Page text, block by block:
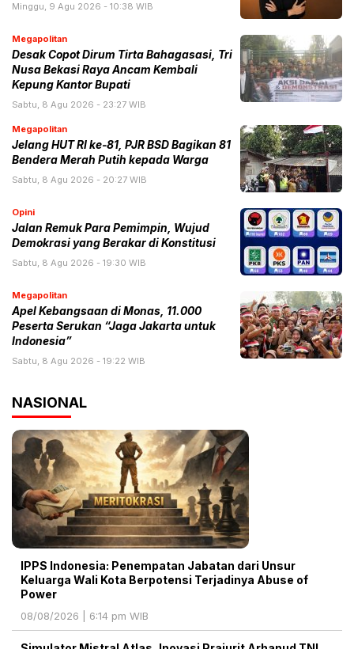
Minggu, 9 Agu 2026 - 10:38 WIB
Megapolitan
Desak Copot Dirum Tirta Bahagasasi, Tri
Nusa Bekasi Raya Ancam Kembali
Kepung Kantor Bupati
Sabtu, 8 Agu 2026 - 23:27 WIB
Megapolitan
Jelang HUT RI ke-81, PJR BSD Bagikan 81
Bendera Merah Putih kepada Warga
Sabtu, 8 Agu 2026 - 20:27 WIB
Opini
Jalan Remuk Para Pemimpin, Wujud
Demokrasi yang Berakar di Konstitusi
Sabtu, 8 Agu 2026 - 19:30 WIB
Megapolitan
Apel Kebangsaan di Monas, 11.000
Peserta Serukan “Jaga Jakarta untuk
Indonesia”
Sabtu, 8 Agu 2026 - 19:22 WIB
NASIONAL
IPPS Indonesia: Penempatan Jabatan dari Unsur
Keluarga Wali Kota Berpotensi Terjadinya Abuse of
Power
08/08/2026 | 6:14 pm WIB